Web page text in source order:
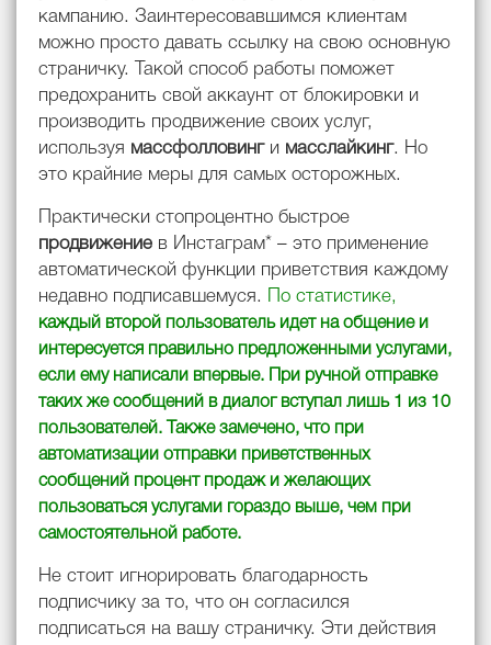
кампанию. Заинтересовавшимся клиентам
можно просто давать ссылку на свою основную
страничку. Такой способ работы поможет
предохранить свой аккаунт от блокировки и
производить продвижение своих услуг,
используя массфолловинги масслайкинг. Но
это крайние меры для самых осторожных.
Практически стопроцентно быстрое
продвижение в Инстаграм* – это применение
автоматической функции приветствия каждому
недавно подписавшемуся.
По статистике,
каждый второй пользователь идет на общение и
интересуется правильно предложенными услугами,
если ему написали впервые. При ручной отправке
таких же сообщений в диалог вступал лишь 1 из 10
пользователей. Также замечено, что при
автоматизации отправки приветственных
сообщений процент продаж и желающих
пользоваться услугами гораздо выше, чем при
самостоятельной работе.
Не стоит игнорировать благодарность
подписчику за то, что он согласился
подписаться на вашу страничку. Эти действия